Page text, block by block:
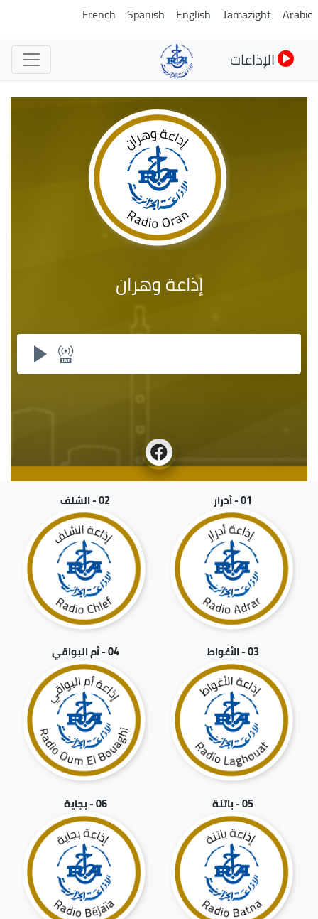
تجاوز
Arabic
Tamazight
English
Spanish
French
الإذاعات
إذاعة وهران
01 - أدرار 02 - الشلف
03 - الأغواط 04 - أم البواقي
05 - باتنة 06 - بجاية